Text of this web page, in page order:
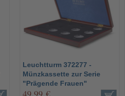
Leuchtturm 372277 -
Münzkassette zur Serie
"Prägende Frauen"
49,99 €